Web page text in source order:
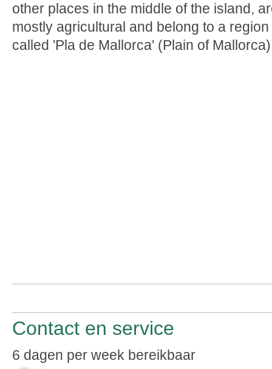
other places in the middle of the island,
mostly agricultural and belong to a region
called 'Pla de Mallorca' (Plain of
Contact en service
6 dagen per week bereikbaar